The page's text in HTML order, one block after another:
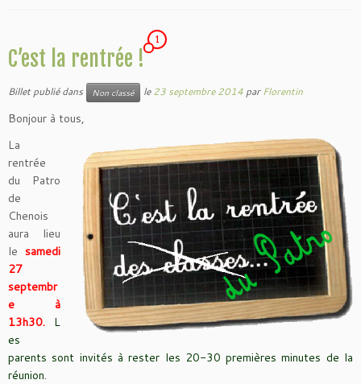
C’est la rentrée !
1
Billet publié dans Non classé le23 septembre 2014 parFlorentin
Bonjour à tous,
La
rentrée
du Patro
de
Chenois
aura lieu
le samedi
27
septembr
e à
13h30. L
es
parents sont invités à rester les 20-30 premières minutes de la
réunion.